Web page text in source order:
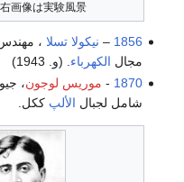
画像は実験風景
1856
– نيكولا تسلا ،
مجال الكهرباء. (و. 1943)
1870
- موريس لوجون،
شامل لجبال الألپ ككل.